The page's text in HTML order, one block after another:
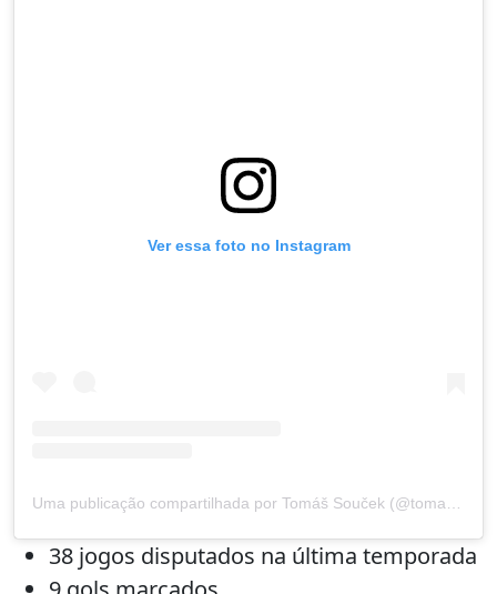
Ver essa foto no Instagram
38 jogos disputados na última temporada